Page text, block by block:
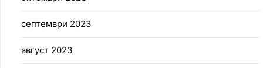
септември 2023
август 2023